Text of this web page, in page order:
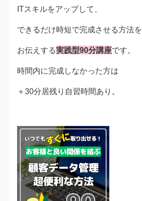
ITスキルをアップして、
できるだけ時短で完成させる方法を
お伝えする実践型90分講座です。
時間内に完成しなかった方は
＋30分居残り自習時間あり。